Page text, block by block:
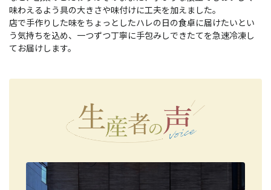
味わえるよう具の大きさや味付けに工夫を加えました。
店で手作りした味をちょっとしたハレの日の食卓に届けたいとい
う気持ちを込め、一つずつ丁寧に手包みしできたてを急速冷凍し
てお届けします。